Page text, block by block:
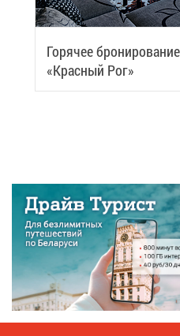
Го­ря­чее
«Крас­ный Рог»